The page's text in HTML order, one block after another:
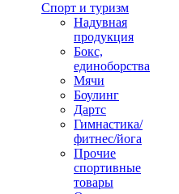
Спорт и туризм
Надувная
продукция
Бокс,
единоборства
Мячи
Боулинг
Дартс
Гимнастика/
фитнес/йога
Прочие
спортивные
товары